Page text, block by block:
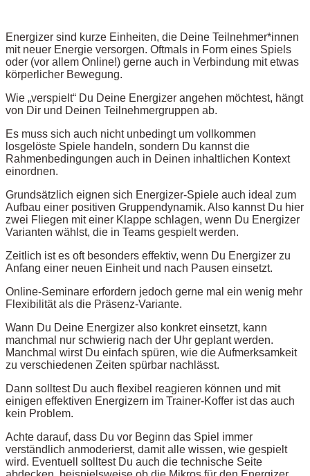
Energizer sind kurze Einheiten, die Deine Teilnehmer*innen
mit neuer Energie versorgen. Oftmals in Form eines Spiels
oder (vor allem Online!) gerne auch in Verbindung mit etwas
körperlicher Bewegung.
Wie „verspielt“ Du Deine Energizer angehen möchtest, hängt
von Dir und Deinen Teilnehmergruppen ab.
Es muss sich auch nicht unbedingt um vollkommen
losgelöste Spiele handeln, sondern Du kannst die
Rahmenbedingungen auch in Deinen inhaltlichen Kontext
einordnen.
Grundsätzlich eignen sich Energizer-Spiele auch ideal zum
Aufbau einer positiven Gruppendynamik. Also kannst Du hier
zwei Fliegen mit einer Klappe schlagen, wenn Du Energizer
Varianten wählst, die in Teams gespielt werden.
Zeitlich ist es oft besonders effektiv, wenn Du Energizer zu
Anfang einer neuen Einheit und nach Pausen einsetzt.
Online-Seminare erfordern jedoch gerne mal ein wenig mehr
Flexibilität als die Präsenz-Variante.
Wann Du Deine Energizer also konkret einsetzt, kann
manchmal nur schwierig nach der Uhr geplant werden.
Manchmal wirst Du einfach spüren, wie die Aufmerksamkeit
zu verschiedenen Zeiten spürbar nachlässt.
Dann solltest Du auch flexibel reagieren können und mit
einigen effektiven Energizern im Trainer-Koffer ist das auch
kein Problem.
Achte darauf, dass Du vor Beginn das Spiel immer
verständlich anmoderierst, damit alle wissen, wie gespielt
wird. Eventuell solltest Du auch die technische Seite